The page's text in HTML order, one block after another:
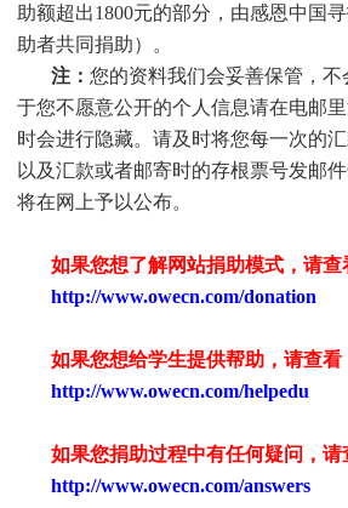
助额超出1800元的部分，由感恩中国
助者共同捐助）。
注： 您的资料我们会妥善保管，
于您不愿意公开的个人信息请在电邮
时会进行隐藏。请及时将您每一次的
以及汇款或者邮寄时的存根票号发邮
将在网上予以公布。
如果您想了解网站捐助模式，请查
http://www.owecn.com/donation
如果您想给学生提供帮助，请查看
http://www.owecn.com/helpedu
如果您捐助过程中有任何疑问，请
http://www.owecn.com/answers